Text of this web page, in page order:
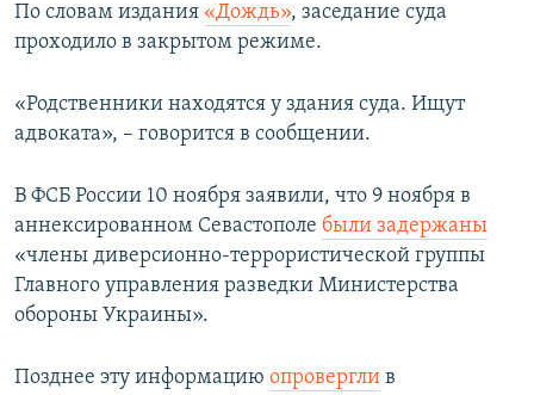
По словам издания «Дождь», заседание суда
проходило в закрытом режиме.
«Родственники находятся у здания суда. Ищут
адвоката», – говорится в сообщении.
В ФСБ России 10 ноября заявили, что 9 ноября в
аннексированном Севастополе были задержаны
«члены диверсионно-террористической группы
Главного управления разведки Министерства
обороны Украины».
Позднее эту информацию опровергли в